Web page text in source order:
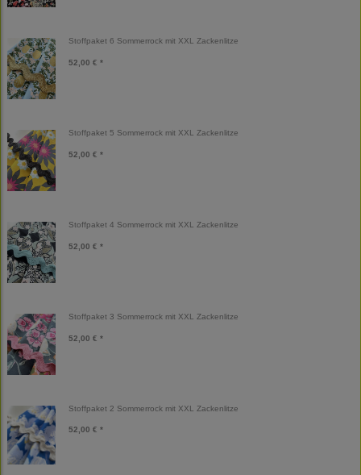
Stoffpaket 6 Sommerrock mit XXL Zackenlitze
52,00 € *
Stoffpaket 5 Sommerrock mit XXL Zackenlitze
52,00 € *
Stoffpaket 4 Sommerrock mit XXL Zackenlitze
52,00 € *
Stoffpaket 3 Sommerrock mit XXL Zackenlitze
52,00 € *
Stoffpaket 2 Sommerrock mit XXL Zackenlitze
52,00 € *